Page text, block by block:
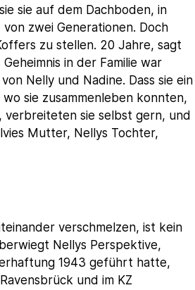
sie auf dem Dachboden, in
zwei Generationen. Doch
zu stellen. 20 Jahre, sagt
in der Familie war
Nelly und Nadine. Dass sie ein
sie zusammenleben konnten,
verbreiteten sie selbst gern, und
Mutter, Nellys Tochter,
verschmelzen, ist kein
Nellys Perspektive,
1943 geführt hatte,
und im KZ